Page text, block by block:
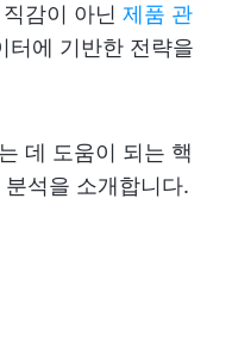
감이 아닌 제품 관
터에 기반한 전략을
데 도움이 되는 핵
석을 소개합니다.